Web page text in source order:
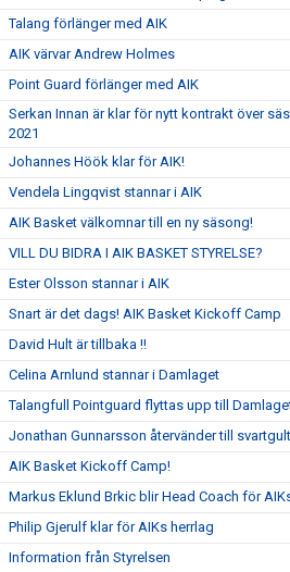
Talang förlänger med AIK
AIK värvar Andrew Holmes
Point Guard förlänger med AIK
Serkan Innan är klar för nytt kontrakt över
2021
Johannes Höök klar för AIK!
Vendela Lingqvist stannar i AIK
AIK Basket välkomnar till en ny säsong!
VILL DU BIDRA I AIK BASKET STYRELSE?
Ester Olsson stannar i AIK
Snart är det dags! AIK Basket Kickoff Camp
David Hult är tillbaka !!
Celina Arnlund stannar i Damlaget
Talangfull Pointguard flyttas upp till
Jonathan Gunnarsson återvänder till
AIK Basket Kickoff Camp!
Markus Eklund Brkic blir Head Coach för
Philip Gjerulf klar för AIKs herrlag
Information från Styrelsen